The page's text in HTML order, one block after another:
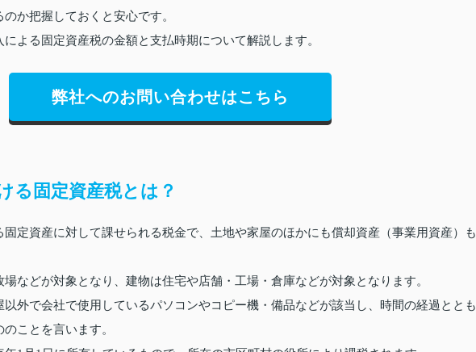
か把握しておくと安心です。
よる固定資産税の金額と支払時期について解説します。
弊社へのお問い合わせはこちら
る固定資産税とは？
固定資産に対して課せられる税金で、土地や家屋のほかにも償却資産（事業用資産）も
などが対象となり、建物は住宅や店舗・工場・倉庫などが対象となります。
外で会社で使用しているパソコンやコピー機・備品などが該当し、時間の経過ととも
ことを言います。